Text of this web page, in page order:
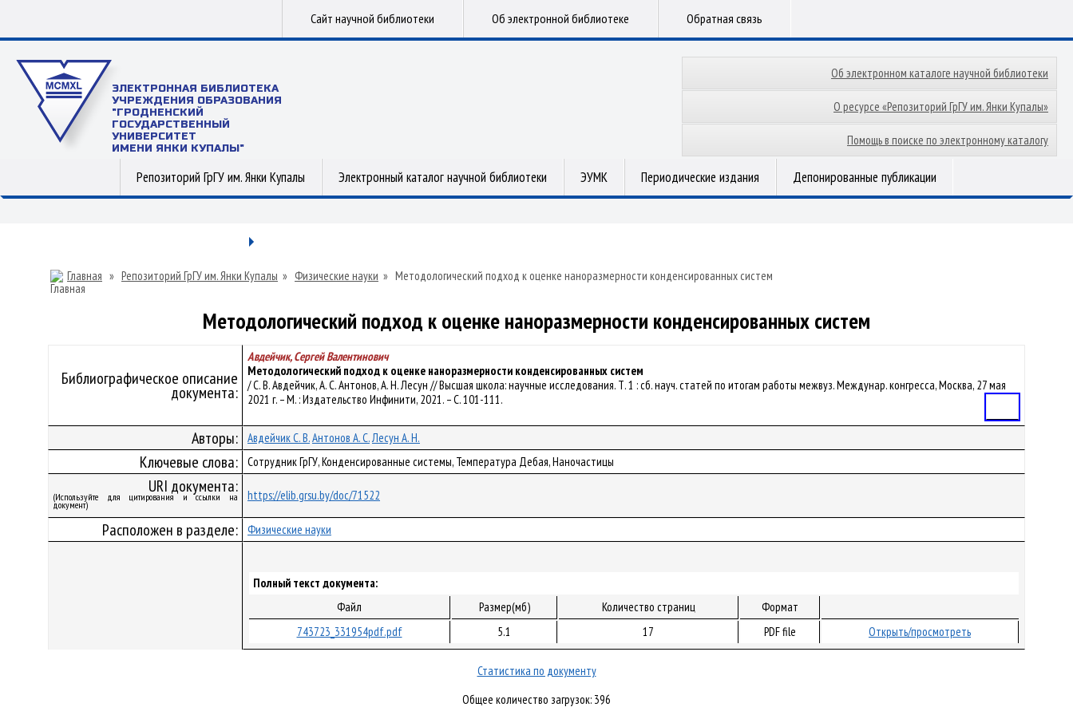
Сайт научной библиотеки Об электронной библиотеке Обратная связь
ЭЛЕКТРОННАЯ БИБЛИОТЕКА
УЧРЕЖДЕНИЯ ОБРАЗОВАНИЯ
"ГРОДНЕНСКИЙ
ГОСУДАРСТВЕННЫЙ
УНИВЕРСИТЕТ
ИМЕНИ ЯНКИ КУПАЛЫ"
Об электронном каталоге научной библиотеки
О ресурсе «Репозиторий ГрГУ им. Янки Купалы»
Помощь в поиске по электронному каталогу
Репозиторий ГрГУ им. Янки Купалы Электронный каталог научной библиотеки ЭУМК Периодические издания Депонированные публикации
Главная » Репозиторий ГрГУ им. Янки Купалы » Физические науки » Методологический подход к оценке наноразмерности конденсированных систем
Методологический подход к оценке наноразмерности конденсированных систем
Библиографическое описание
документа:
Авдейчик, Сергей Валентинович
Методологический подход к оценке наноразмерности конденсированных систем
/ С. В. Авдейчик, А. С. Антонов, А. Н. Лесун // Высшая школа: научные исследования. Т. 1 : сб. науч. статей по итогам работы межвуз. Междунар. конгресса, Москва, 27 мая
2021 г. – М. : Издательство Инфинити, 2021. – С. 101-111.
Авторы: Авдейчик С. В.Антонов А. С.Лесун А. Н.
Ключевые слова: Сотрудник ГрГУ, Конденсированные системы, Температура Дебая, Наночастицы
URI документа:
(Используйте для цитирования и ссылки на
документ)
https://elib.grsu.by/doc/71522
Расположен в разделе: Физические науки
Полный текст документа:
Файл
Размер(мб) Количество страниц
Формат
743723_331954pdf.pdf
5.1 17 PDF file Открыть/просмотреть
Статистика по документу
Общее количество загрузок: 396